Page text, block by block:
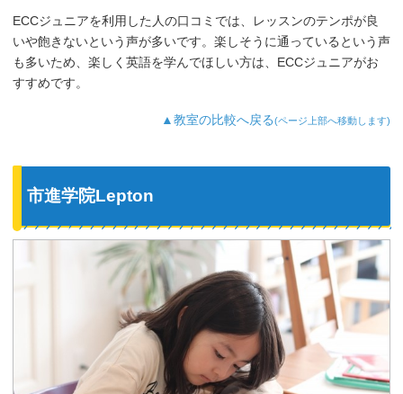
ECCジュニアを利用した人の口コミでは、レッスンのテンポが良
いや飽きないという声が多いです。楽しそうに通っているという声
も多いため、楽しく英語を学んでほしい方は、ECCジュニアがお
すすめです。
▲教室の比較へ戻る(ページ上部へ移動します)
市進学院Lepton